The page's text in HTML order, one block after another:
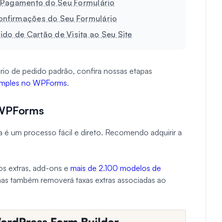
do Seu Formulário
do Seu Formulário
de Cartão de Visita ao Seu Site
de pedido padrão, confira nossas etapas
no WPForms.
um processo fácil e direto. Recomendo adquirir a
extras, add-ons e mais de 2.100 modelos de
também removerá taxas extras associadas ao